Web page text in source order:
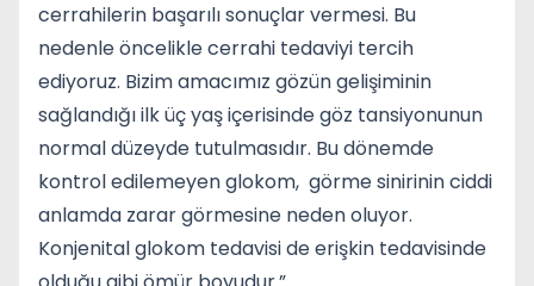
cerrahilerin başarılı sonuçlar vermesi. Bu
nedenle öncelikle cerrahi tedaviyi tercih
ediyoruz. Bizim amacımız gözün gelişiminin
sağlandığı ilk üç yaş içerisinde göz tansiyonunun
normal düzeyde tutulmasıdır. Bu dönemde
kontrol edilemeyen glokom, görme sinirinin ciddi
anlamda zarar görmesine neden oluyor.
Konjenital glokom tedavisi de erişkin tedavisinde